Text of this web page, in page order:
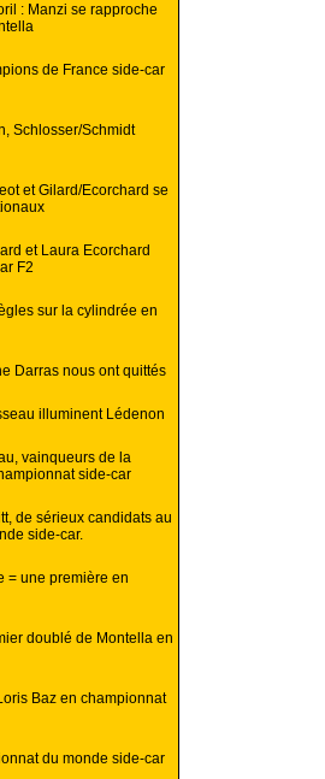
: Manzi se rapproche
de France side-car
Schlosser/Schmidt
et Gilard/Ecorchard se
et Laura Ecorchard
F2
sur la cylindrée en
Darras nous ont quittés
illuminent Lédenon
vainqueurs de la
side-car
de sérieux candidats au
side-car.
= une première en
doublé de Montella en
Baz en championnat
du monde side-car